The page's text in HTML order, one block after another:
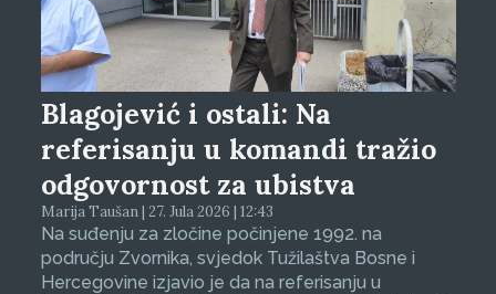
Blagojević i ostali: Na
referisanju u komandi tražio
odgovornost za ubistva
Marija Taušan | 27. Jula 2026 | 12:43
Na suđenju za zločine počinjene 1992. na
području Zvornika, svjedok Tužilaštva Bosne i
Hercegovine izjavio je da na referisanju u